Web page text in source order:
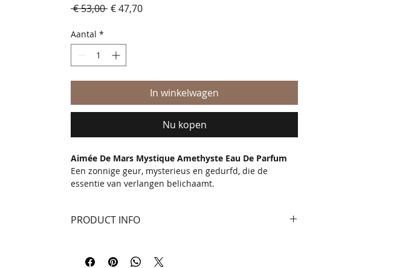
€ 53,00 Normale
€ 47,70Verkoopprijs
Aantal *
In winkelwagen
Nu kopen
Aimée De Mars Mystique Amethyste Eau De Parfum
Een zonnige geur, mysterieus en gedurfd, die de
essentie van verlangen belichaamt.
Nog niet op voorraad maar bestel hem nu alvast met
PRODUCT INFO